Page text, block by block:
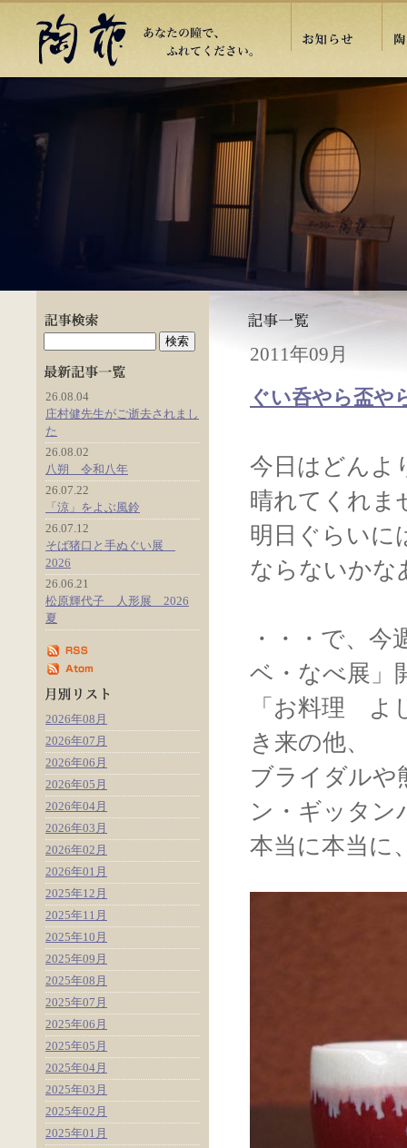
2011年09月
ぐい呑やら盃や
今日はどんよ
晴れてくれま
明日ぐらいに
ならないかな
・・・で、
ベ・なべ展」
「お料理 よ
き来の他、
ブライダルや
ン・ギッタン
本当に本当に
26.08.04
庄村健先生がご逝去されまし
た
26.08.02
八朔 令和八年
26.07.22
「涼」をよぶ風鈴
26.07.12
そば猪口と手ぬぐい展
2026
26.06.21
松原輝代子 人形展 2026
夏
2026年08月
2026年07月
2026年06月
2026年05月
2026年04月
2026年03月
2026年02月
2026年01月
2025年12月
2025年11月
2025年10月
2025年09月
2025年08月
2025年07月
2025年06月
2025年05月
2025年04月
2025年03月
2025年02月
2025年01月